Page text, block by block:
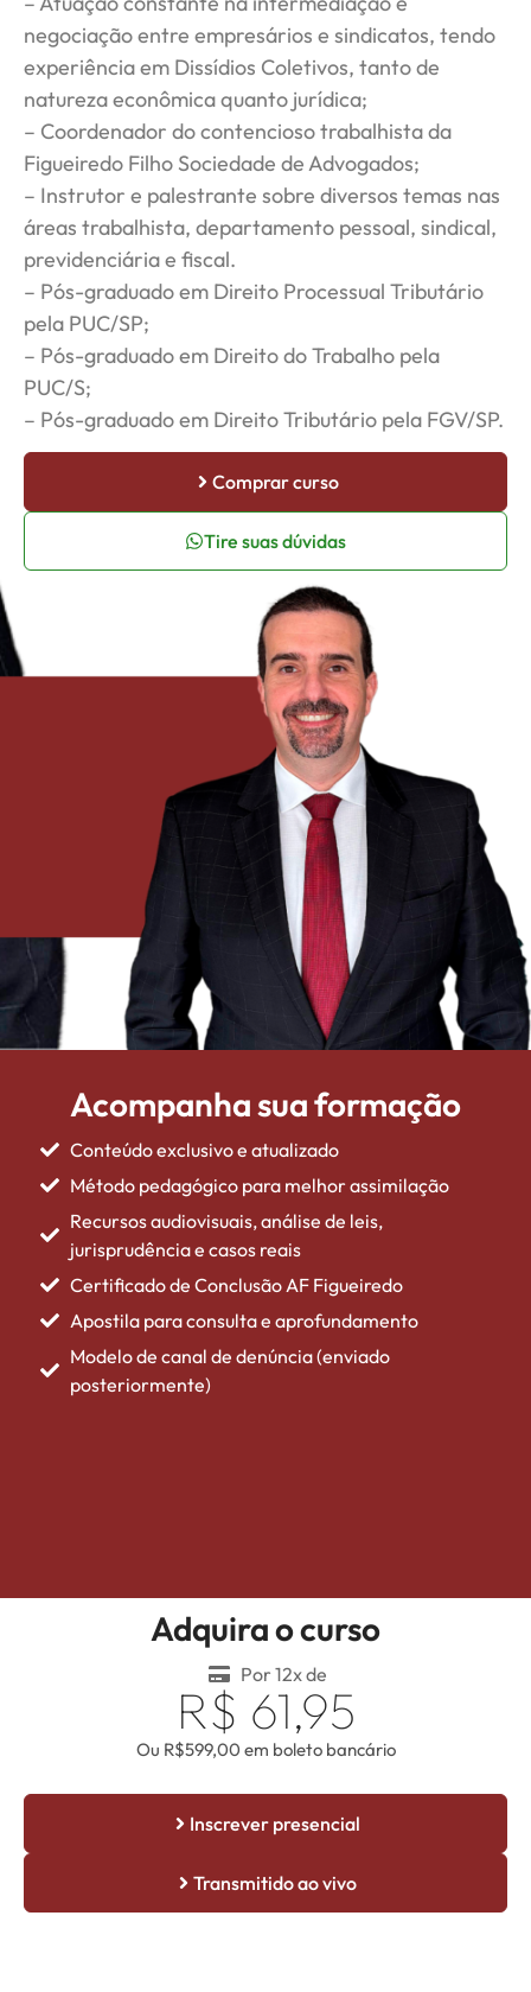
negociação entre empresários e sindicatos, tendo
experiência em Dissídios Coletivos, tanto de
natureza econômica quanto jurídica;
– Coordenador do contencioso trabalhista da
Figueiredo Filho Sociedade de Advogados;
– Instrutor e palestrante sobre diversos temas nas
áreas trabalhista, departamento pessoal, sindical,
previdenciária e fiscal.
– Pós-graduado em Direito Processual Tributário
pela PUC/SP;
– Pós-graduado em Direito do Trabalho pela
PUC/S;
– Pós-graduado em Direito Tributário pela FGV/SP.
Comprar curso
Tire suas dúvidas
Adquira o curso
Por 12x de
R$ 61,95
Ou R$599,00 em boleto bancário
Inscrever presencial
Transmitido ao vivo
Acompanha sua formação
Conteúdo exclusivo e atualizado
Método pedagógico para melhor assimilação
Recursos audiovisuais, análise de leis,
jurisprudência e casos reais
Certificado de Conclusão AF Figueiredo
Apostila para consulta e aprofundamento
Modelo de canal de denúncia (enviado
posteriormente)